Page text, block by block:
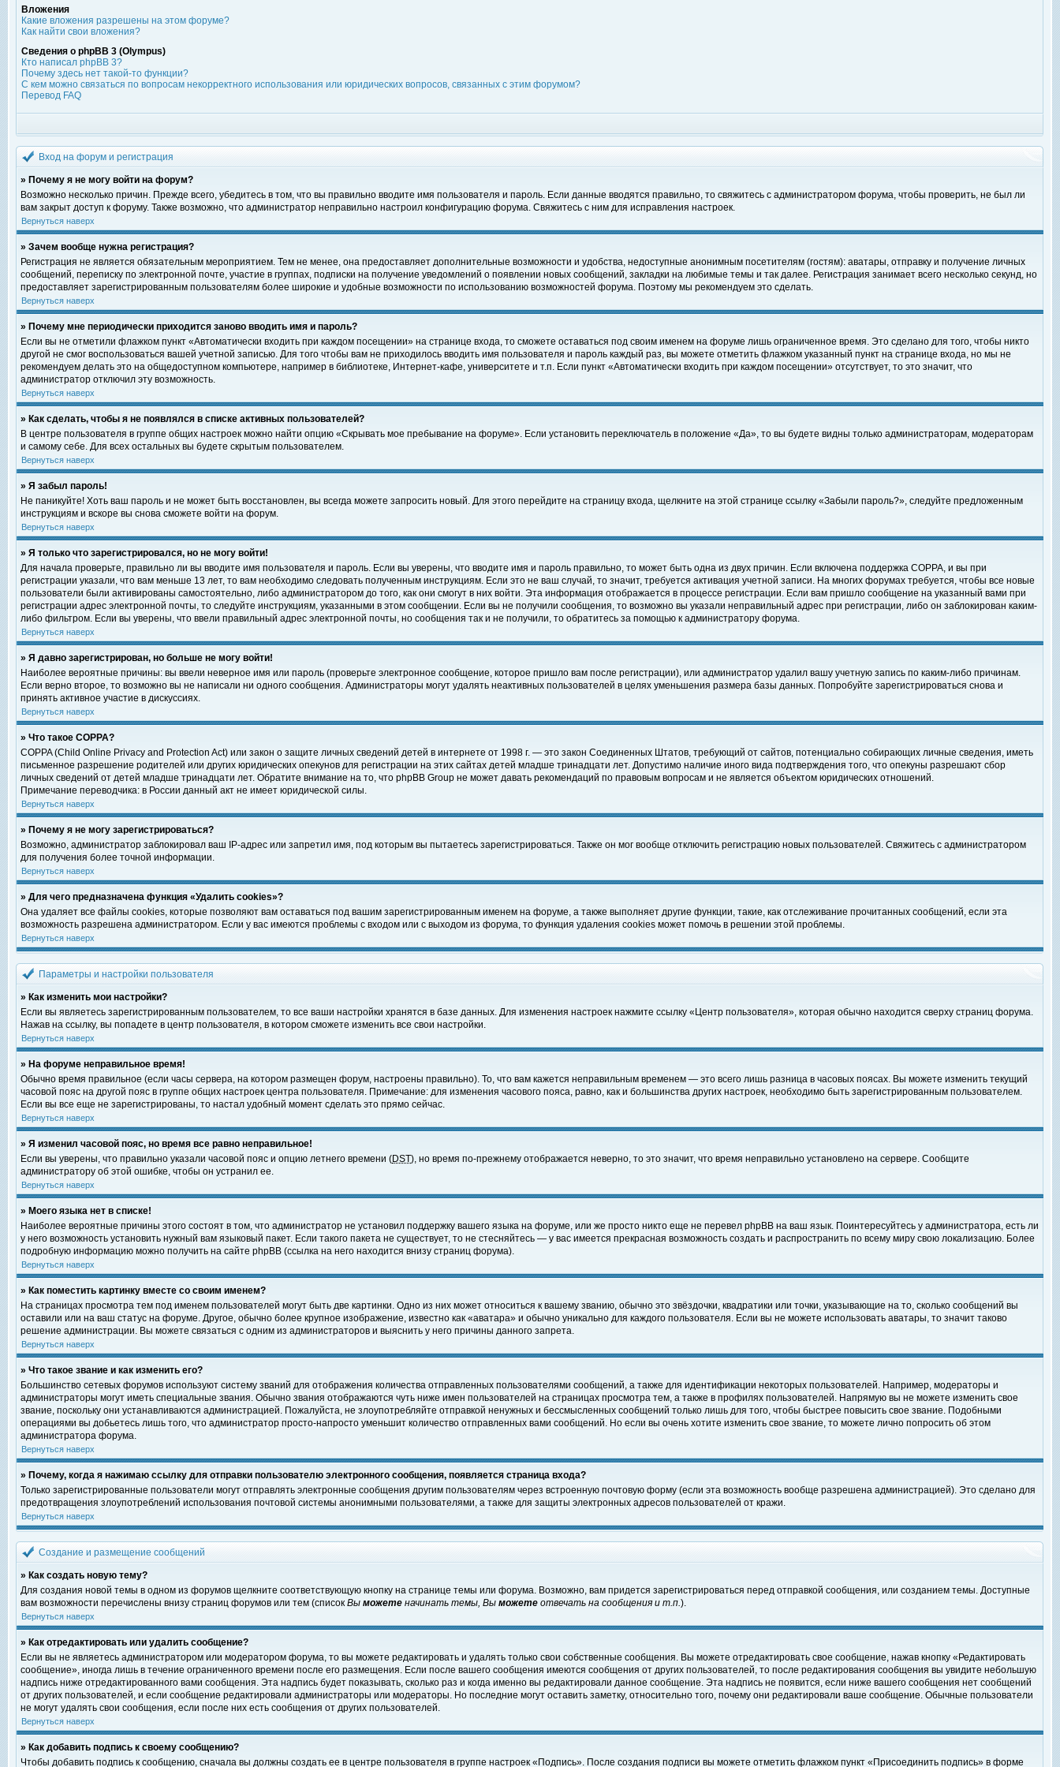
Вложения
Какие вложения разрешены на этом форуме?
Как найти свои вложения?
Сведения о phpBB 3 (Olympus)
Кто написал phpBB 3?
Почему здесь нет такой-то функции?
С кем можно связаться по вопросам некорректного использования или юридических вопросов, связанных с этим форумом?
Перевод FAQ
Вход на форум и регистрация
» Почему я не могу войти на форум?
Возможно несколько причин. Прежде всего, убедитесь в том, что вы правильно вводите имя пользователя и пароль. Если данные вводятся правильно, то свяжитесь с администратором форума, чтобы проверить, не был ли
вам закрыт доступ к форуму. Также возможно, что администратор неправильно настроил конфигурацию форума. Свяжитесь с ним для исправления настроек.
Вернуться наверх
» Зачем вообще нужна регистрация?
Регистрация не является обязательным мероприятием. Тем не менее, она предоставляет дополнительные возможности и удобства, недоступные анонимным посетителям (гостям): аватары, отправку и получение личных
сообщений, переписку по электронной почте, участие в группах, подписки на получение уведомлений о появлении новых сообщений, закладки на любимые темы и так далее. Регистрация занимает всего несколько секунд, но
предоставляет зарегистрированным пользователям более широкие и удобные возможности по использованию возможностей форума. Поэтому мы рекомендуем это сделать.
Вернуться наверх
» Почему мне периодически приходится заново вводить имя и пароль?
Если вы не отметили флажком пункт «Автоматически входить при каждом посещении» на странице входа, то сможете оставаться под своим именем на форуме лишь ограниченное время. Это сделано для того, чтобы никто
другой не смог воспользоваться вашей учетной записью. Для того чтобы вам не приходилось вводить имя пользователя и пароль каждый раз, вы можете отметить флажком указанный пункт на странице входа, но мы не
рекомендуем делать это на общедоступном компьютере, например в библиотеке, Интернет-кафе, университете и т.п. Если пункт «Автоматически входить при каждом посещении» отсутствует, то это значит, что
администратор отключил эту возможность.
Вернуться наверх
» Как сделать, чтобы я не появлялся в списке активных пользователей?
В центре пользователя в группе общих настроек можно найти опцию «Скрывать мое пребывание на форуме». Если установить переключатель в положение «Да», то вы будете видны только администраторам, модераторам
и самому себе. Для всех остальных вы будете скрытым пользователем.
Вернуться наверх
» Я забыл пароль!
Не паникуйте! Хоть ваш пароль и не может быть восстановлен, вы всегда можете запросить новый. Для этого перейдите на страницу входа, щелкните на этой странице ссылку «Забыли пароль?», следуйте предложенным
инструкциям и вскоре вы снова сможете войти на форум.
Вернуться наверх
» Я только что зарегистрировался, но не могу войти!
Для начала проверьте, правильно ли вы вводите имя пользователя и пароль. Если вы уверены, что вводите имя и пароль правильно, то может быть одна из двух причин. Если включена поддержка COPPA, и вы при
регистрации указали, что вам меньше 13 лет, то вам необходимо следовать полученным инструкциям. Если это не ваш случай, то значит, требуется активация учетной записи. На многих форумах требуется, чтобы все новые
пользователи были активированы самостоятельно, либо администратором до того, как они смогут в них войти. Эта информация отображается в процессе регистрации. Если вам пришло сообщение на указанный вами при
регистрации адрес электронной почты, то следуйте инструкциям, указанными в этом сообщении. Если вы не получили сообщения, то возможно вы указали неправильный адрес при регистрации, либо он заблокирован каким-
либо фильтром. Если вы уверены, что ввели правильный адрес электронной почты, но сообщения так и не получили, то обратитесь за помощью к администратору форума.
Вернуться наверх
» Я давно зарегистрирован, но больше не могу войти!
Наиболее вероятные причины: вы ввели неверное имя или пароль (проверьте электронное сообщение, которое пришло вам после регистрации), или администратор удалил вашу учетную запись по каким-либо причинам.
Если верно второе, то возможно вы не написали ни одного сообщения. Администраторы могут удалять неактивных пользователей в целях уменьшения размера базы данных. Попробуйте зарегистрироваться снова и
принять активное участие в дискуссиях.
Вернуться наверх
» Что такое COPPA?
COPPA (Child Online Privacy and Protection Act) или закон о защите личных сведений детей в интернете от 1998 г. — это закон Соединенных Штатов, требующий от сайтов, потенциально собирающих личные сведения, иметь
письменное разрешение родителей или других юридических опекунов для регистрации на этих сайтах детей младше тринадцати лет. Допустимо наличие иного вида подтверждения того, что опекуны разрешают сбор
личных сведений от детей младше тринадцати лет. Обратите внимание на то, что phpBB Group не может давать рекомендаций по правовым вопросам и не является объектом юридических отношений.
Примечание переводчика: в России данный акт не имеет юридической силы.
Вернуться наверх
» Почему я не могу зарегистрироваться?
Возможно, администратор заблокировал ваш IP-адрес или запретил имя, под которым вы пытаетесь зарегистрироваться. Также он мог вообще отключить регистрацию новых пользователей. Свяжитесь с администратором
для получения более точной информации.
Вернуться наверх
» Для чего предназначена функция «Удалить cookies»?
Она удаляет все файлы cookies, которые позволяют вам оставаться под вашим зарегистрированным именем на форуме, а также выполняет другие функции, такие, как отслеживание прочитанных сообщений, если эта
возможность разрешена администратором. Если у вас имеются проблемы с входом или с выходом из форума, то функция удаления cookies может помочь в решении этой проблемы.
Вернуться наверх
Параметры и настройки пользователя
» Как изменить мои настройки?
Если вы являетесь зарегистрированным пользователем, то все ваши настройки хранятся в базе данных. Для изменения настроек нажмите ссылку «Центр пользователя», которая обычно находится сверху страниц форума.
Нажав на ссылку, вы попадете в центр пользователя, в котором сможете изменить все свои настройки.
Вернуться наверх
» На форуме неправильное время!
Обычно время правильное (если часы сервера, на котором размещен форум, настроены правильно). То, что вам кажется неправильным временем — это всего лишь разница в часовых поясах. Вы можете изменить текущий
часовой пояс на другой пояс в группе общих настроек центра пользователя. Примечание: для изменения часового пояса, равно, как и большинства других настроек, необходимо быть зарегистрированным пользователем.
Если вы все еще не зарегистрированы, то настал удобный момент сделать это прямо сейчас.
Вернуться наверх
» Я изменил часовой пояс, но время все равно неправильное!
Если вы уверены, что правильно указали часовой пояс и опцию летнего времени (DST), но время по-прежнему отображается неверно, то это значит, что время неправильно установлено на сервере. Сообщите
администратору об этой ошибке, чтобы он устранил ее.
Вернуться наверх
» Моего языка нет в списке!
Наиболее вероятные причины этого состоят в том, что администратор не установил поддержку вашего языка на форуме, или же просто никто еще не перевел phpBB на ваш язык. Поинтересуйтесь у администратора, есть ли
у него возможность установить нужный вам языковый пакет. Если такого пакета не существует, то не стесняйтесь — у вас имеется прекрасная возможность создать и распространить по всему миру свою локализацию. Более
подробную информацию можно получить на сайте phpBB (ссылка на него находится внизу страниц форума).
Вернуться наверх
» Как поместить картинку вместе со своим именем?
На страницах просмотра тем под именем пользователей могут быть две картинки. Одно из них может относиться к вашему званию, обычно это звёздочки, квадратики или точки, указывающие на то, сколько сообщений вы
оставили или на ваш статус на форуме. Другое, обычно более крупное изображение, известно как «аватара» и обычно уникально для каждого пользователя. Если вы не можете использовать аватары, то значит таково
решение администрации. Вы можете связаться с одним из администраторов и выяснить у него причины данного запрета.
Вернуться наверх
» Что такое звание и как изменить его?
Большинство сетевых форумов используют систему званий для отображения количества отправленных пользователями сообщений, а также для идентификации некоторых пользователей. Например, модераторы и
администраторы могут иметь специальные звания. Обычно звания отображаются чуть ниже имен пользователей на страницах просмотра тем, а также в профилях пользователей. Напрямую вы не можете изменить свое
звание, поскольку они устанавливаются администрацией. Пожалуйста, не злоупотребляйте отправкой ненужных и бессмысленных сообщений только лишь для того, чтобы быстрее повысить свое звание. Подобными
операциями вы добьетесь лишь того, что администратор просто-напросто уменьшит количество отправленных вами сообщений. Но если вы очень хотите изменить свое звание, то можете лично попросить об этом
администратора форума.
Вернуться наверх
» Почему, когда я нажимаю ссылку для отправки пользователю электронного сообщения, появляется страница входа?
Только зарегистрированные пользователи могут отправлять электронные сообщения другим пользователям через встроенную почтовую форму (если эта возможность вообще разрешена администрацией). Это сделано для
предотвращения злоупотреблений использования почтовой системы анонимными пользователями, а также для защиты электронных адресов пользователей от кражи.
Вернуться наверх
Создание и размещение сообщений
» Как создать новую тему?
Для создания новой темы в одном из форумов щелкните соответствующую кнопку на странице темы или форума. Возможно, вам придется зарегистрироваться перед отправкой сообщения, или созданием темы. Доступные
вам возможности перечислены внизу страниц форумов или тем (список Вы можете начинать темы, Вы можете отвечать на сообщения и т.п.).
Вернуться наверх
» Как отредактировать или удалить сообщение?
Если вы не являетесь администратором или модератором форума, то вы можете редактировать и удалять только свои собственные сообщения. Вы можете отредактировать свое сообщение, нажав кнопку «Редактировать
сообщение», иногда лишь в течение ограниченного времени после его размещения. Если после вашего сообщения имеются сообщения от других пользователей, то после редактирования сообщения вы увидите небольшую
надпись ниже отредактированного вами сообщения. Эта надпись будет показывать, сколько раз и когда именно вы редактировали данное сообщение. Эта надпись не появится, если ниже вашего сообщения нет сообщений
от других пользователей, и если сообщение редактировали администраторы или модераторы. Но последние могут оставить заметку, относительно того, почему они редактировали ваше сообщение. Обычные пользователи
не могут удалять свои сообщения, если после них есть сообщения от других пользователей.
Вернуться наверх
» Как добавить подпись к своему сообщению?
Чтобы добавить подпись к сообщению, сначала вы должны создать ее в центре пользователя в группе настроек «Подпись». После создания подписи вы можете отметить флажком пункт «Присоединить подпись» в форме